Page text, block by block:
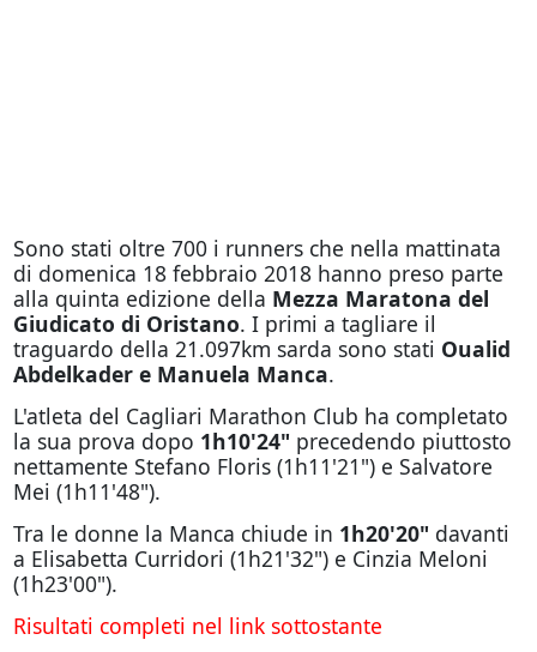
Sono stati oltre 700 i runners che nella mattinata
di domenica 18 febbraio 2018 hanno preso parte
alla quinta edizione della Mezza Maratona del
Giudicato di Oristano. I primi a tagliare il
traguardo della 21.097km sarda sono stati Oualid
Abdelkader e Manuela Manca.
L'atleta del Cagliari Marathon Club ha completato
la sua prova dopo 1h10'24" precedendo piuttosto
nettamente Stefano Floris (1h11'21") e Salvatore
Mei (1h11'48").
Tra le donne la Manca chiude in 1h20'20" davanti
a Elisabetta Curridori (1h21'32") e Cinzia Meloni
(1h23'00").
Risultati completi nel link sottostante